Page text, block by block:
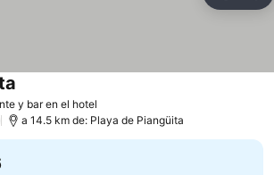
y bar en el hotel
a 14.5 km de: Playa de Piangüita